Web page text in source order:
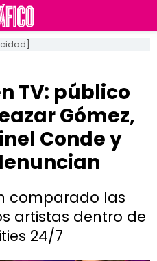
TV: público
Gómez,
Conde y
comparado las
artistas dentro de
24/7